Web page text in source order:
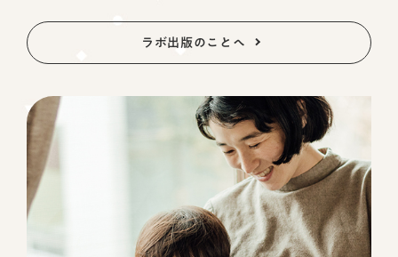
ラボ出版のことへ